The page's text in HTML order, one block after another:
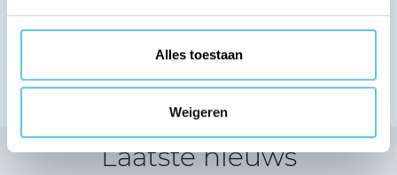
Alles toestaan
Weigeren
Laatste nieuws